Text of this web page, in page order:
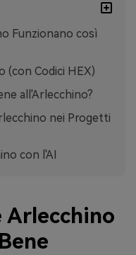
Funzionano così
(con Codici HEX)
all'Arlecchino?
nei Progetti
con l'AI
Arlecchino